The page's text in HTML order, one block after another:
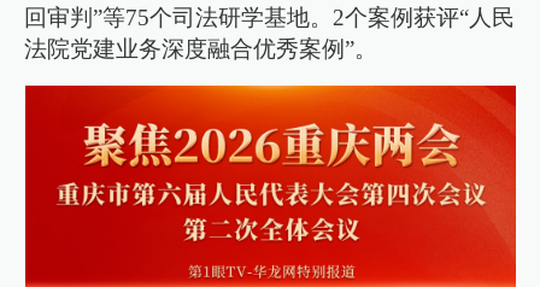
回审判”等75个司法研学基地。2个案例获评“人民
法院党建业务深度融合优秀案例”。